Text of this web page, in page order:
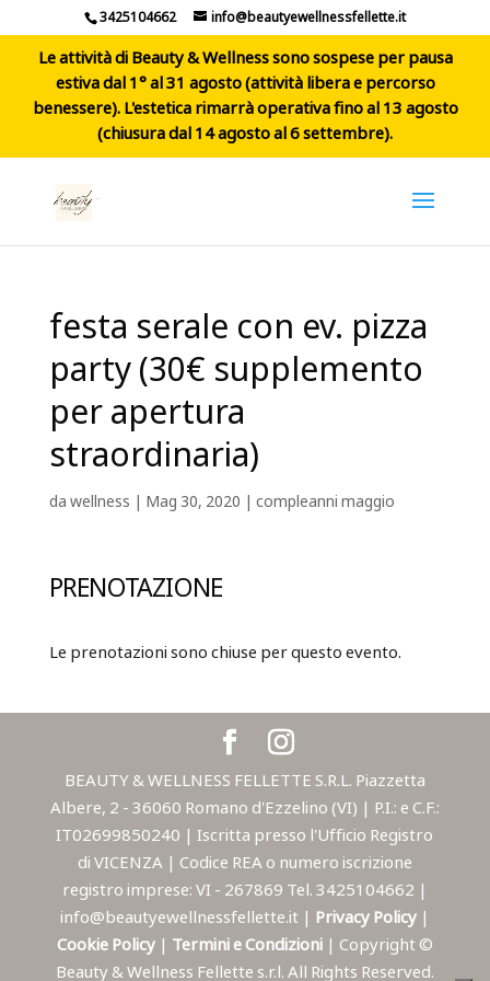
3425104662 info@beautyewellnessfellette.it
Le attività di Beauty & Wellness sono sospese per pausa
estiva dal 1° al 31 agosto (attività libera e percorso
benessere). L'estetica rimarrà operativa fino al 13 agosto
(chiusura dal 14 agosto al 6 settembre).
festa serale con ev. pizza
party (30€ supplemento
per apertura
straordinaria)
dawellness | Mag 30, 2020 | compleanni maggio
PRENOTAZIONE
Le prenotazioni sono chiuse per questo evento.
BEAUTY & WELLNESS FELLETTE S.R.L. Piazzetta
Albere, 2 - 36060 Romano d'Ezzelino (VI) | P.I.: e C.F.:
IT02699850240 | Iscritta presso l'Ufficio Registro
di VICENZA | Codice REA o numero iscrizione
registro imprese: VI - 267869 Tel. 3425104662 |
info@beautyewellnessfellette.it | Privacy Policy |
Cookie Policy | Termini e Condizioni | Copyright ©
Beauty & Wellness Fellette s.r.l. All Rights Reserved.